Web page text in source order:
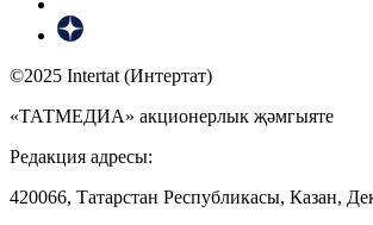
©2025 Intertat (Интертат)
«ТАТМЕДИА» акционерлык җәмгыяте
Редакция адресы:
420066, Татарстан Республикасы, Казан,